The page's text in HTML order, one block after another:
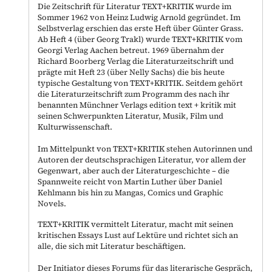
Die Zeitschrift für Literatur TEXT+KRITIK wurde im
Sommer 1962 von Heinz Ludwig Arnold gegründet. Im
Selbstverlag erschien das erste Heft über Günter Grass.
Ab Heft 4 (über Georg Trakl) wurde TEXT+KRITIK vom
Georgi Verlag Aachen betreut. 1969 übernahm der
Richard Boorberg Verlag die Literaturzeitschrift und
prägte mit Heft 23 (über Nelly Sachs) die bis heute
typische Gestaltung von TEXT+KRITIK. Seitdem gehört
die Literaturzeitschrift zum Programm des nach ihr
benannten Münchner Verlags edition text + kritik mit
seinen Schwerpunkten Literatur, Musik, Film und
Kulturwissenschaft.
Im Mittelpunkt von TEXT+KRITIK stehen Autorinnen und
Autoren der deutschsprachigen Literatur, vor allem der
Gegenwart, aber auch der Literaturgeschichte – die
Spannweite reicht von Martin Luther über Daniel
Kehlmann bis hin zu Mangas, Comics und Graphic
Novels.
TEXT+KRITIK vermittelt Literatur, macht mit seinen
kritischen Essays Lust auf Lektüre und richtet sich an
alle, die sich mit Literatur beschäftigen.
Der Initiator dieses Forums für das literarische Gespräch,